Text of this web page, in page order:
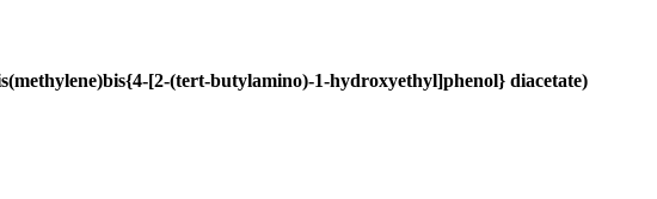
[2-(tert-butylamino)-1-hydroxyethyl]phenol} diacetate)